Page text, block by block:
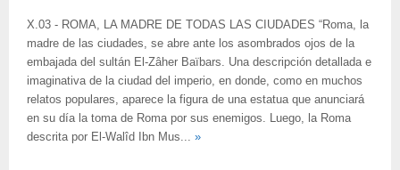
X.03 - ROMA, LA MADRE DE TODAS LAS CIUDADES “Roma, la
madre de las ciudades, se abre ante los asombrados ojos de la
embajada del sultán El-Zâher Baïbars. Una descripción detallada e
imaginativa de la ciudad del imperio, en donde, como en muchos
relatos populares, aparece la figura de una estatua que anunciará
en su día la toma de Roma por sus enemigos. Luego, la Roma
descrita por El-Walîd Ibn Mus... »